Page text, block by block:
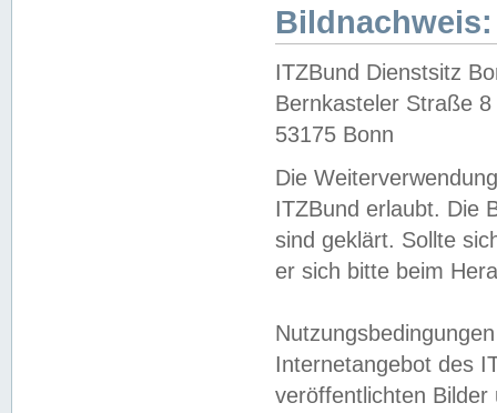
Bildnachweis:
ITZBund Dienstsitz
Bernkasteler Straße 8
53175 Bonn
Die
ITZBund erlaubt. Die
sind geklärt. Sollte
er sich bitte beim
Internetangebot des
veröffentlichten